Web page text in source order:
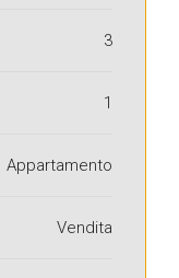
3
1
Appartamento
Vendita